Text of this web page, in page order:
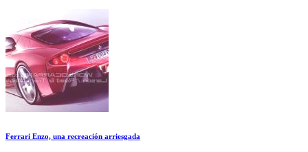
Ferrari Enzo, una recreación arriesgada